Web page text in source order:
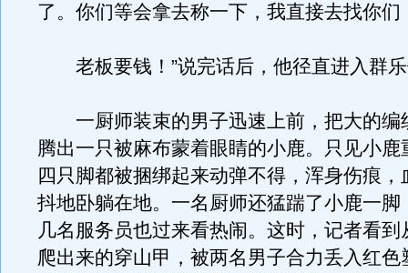
了。你们等会拿去称一下，我直接去找你们
老板要钱！”说完话后，他径直进入群乐
一厨师装束的男子迅速上前，把大的编
腾出一只被麻布蒙着眼睛的小鹿。只见小鹿
四只脚都被捆绑起来动弹不得，浑身伤痕，
抖地卧躺在地。一名厨师还猛踹了小鹿一脚
几名服务员也过来看热闹。这时，记者看到
爬出来的穿山甲，被两名男子合力丢入红色